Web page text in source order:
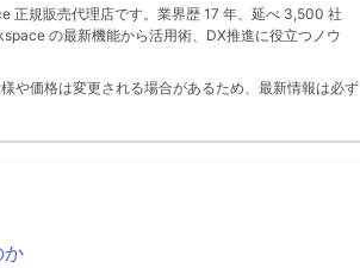
正規販売代理店です。業界歴 17 年、延べ 3,500 社
の最新機能から活用術、DX推進に役立つノウ
や価格は変更される場合があるため、最新情報は必ず
か